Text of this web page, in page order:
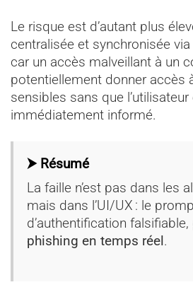
Le risque est d’autant plus
centralisée et synchronisée
car un accès malveillant à un
potentiellement donner accès
sensibles sans que
immédiatement informé.
⮞ Résumé
La faille n’est pas dans les
mais dans l’UI/UX : le
d’authentification
phishing en temps réel.